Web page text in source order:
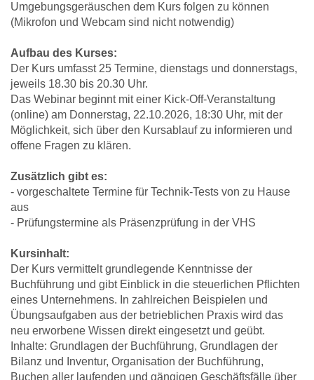
Umgebungsgeräuschen dem Kurs folgen zu können
(Mikrofon und Webcam sind nicht notwendig)
Aufbau des Kurses:
Der Kurs umfasst 25 Termine, dienstags und donnerstags,
jeweils 18.30 bis 20.30 Uhr.
Das Webinar beginnt mit einer Kick-Off-Veranstaltung
(online) am Donnerstag, 22.10.2026, 18:30 Uhr, mit der
Möglichkeit, sich über den Kursablauf zu informieren und
offene Fragen zu klären.
Zusätzlich gibt es:
- vorgeschaltete Termine für Technik-Tests von zu Hause
aus
- Prüfungstermine als Präsenzprüfung in der VHS
Kursinhalt:
Der Kurs vermittelt grundlegende Kenntnisse der
Buchführung und gibt Einblick in die steuerlichen Pflichten
eines Unternehmens. In zahlreichen Beispielen und
Übungsaufgaben aus der betrieblichen Praxis wird das
neu erworbene Wissen direkt eingesetzt und geübt.
Inhalte: Grundlagen der Buchführung, Grundlagen der
Bilanz und Inventur, Organisation der Buchführung,
Buchen aller laufenden und gängigen Geschäftsfälle über